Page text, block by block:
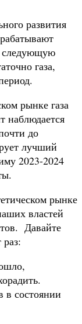
развития
следующую
газа,
рынке газа
наблюдается
до
лучший
2023-2024
рынке
властей
Давайте
в состоянии